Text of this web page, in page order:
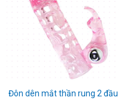
Đôn dên mắt thần rung 2 đầu